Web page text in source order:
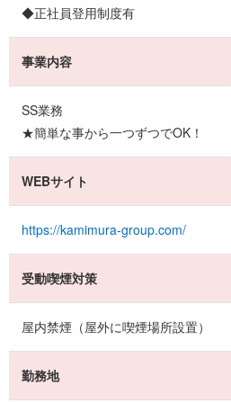
◆正社員登用制度有
事業内容
SS業務
★簡単な事から一つずつでOK！
WEBサイト
https://kamimura-group.com/
受動喫煙対策
屋内禁煙（屋外に喫煙場所設置）
勤務地